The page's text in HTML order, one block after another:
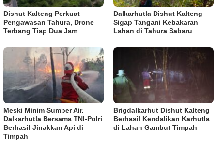
Dishut Kalteng Perkuat
Pengawasan Tahura, Drone
Terbang Tiap Dua Jam
Dalkarhutla Dishut Kalteng
Sigap Tangani Kebakaran
Lahan di Tahura Sabaru
Meski Minim Sumber Air,
Dalkarhutla Bersama TNI-Polri
Berhasil Jinakkan Api di
Timpah
Brigdalkarhut Dishut Kalteng
Berhasil Kendalikan Karhutla
di Lahan Gambut Timpah